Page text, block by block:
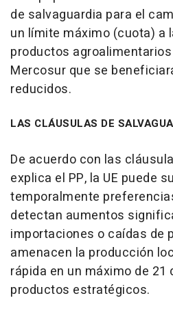
de salvaguardia para el
un límite máximo (cuota) a
productos
Mercosur que se
reducidos.
LAS CLÁUSULAS DE
De acuerdo con las
explica el PP, la UE puede
temporalmente
detectan aumentos
importaciones o caídas de
amenacen la producción
rápida en un máximo de 21
productos estratégicos.